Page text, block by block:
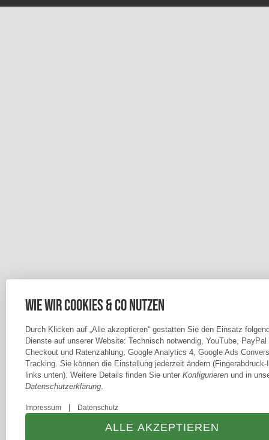
Wie wir Cookies & Co nutzen
Durch Klicken auf „Alle akzeptieren“ gestatten Sie den Einsatz
Dienste auf unserer Website: Technisch notwendig, YouTube,
Checkout und Ratenzahlung, Google Analytics 4, Google Ads
Tracking. Sie können die Einstellung jederzeit ändern (Fingerabdruck-
links unten). Weitere Details finden Sie unter Konfigurieren und in
Datenschutzerklärung.
Impressum Datenschutz
ALLE AKZEPTIEREN